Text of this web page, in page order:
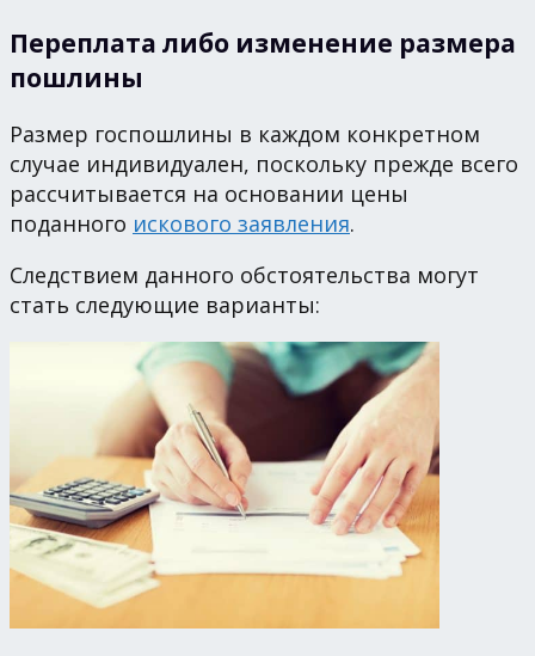
Переплата либо изменение размера
пошлины
Размер госпошлины в каждом конкретном
случае индивидуален, поскольку прежде всего
рассчитывается на основании цены
поданного искового заявления.
Следствием данного обстоятельства могут
стать следующие варианты: